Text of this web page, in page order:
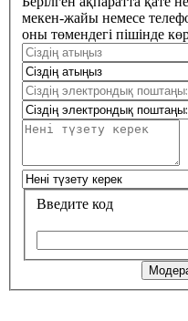
мекен-жайы немесе
оны төмендегі пішінде
Введите код